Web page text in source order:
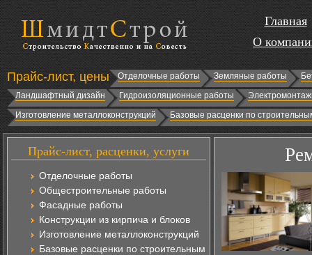
Главная
О
Прайс-лист, цены Отделочные работы Земляные работы
Ландшафтный дизайн
Гидроизоляционные работы
Изготовление металлоконструкций
Базовые расценки по
Прайс-лист, расценки, услуги
Отделочные работы
Общестроительные работы
Фасадные работы
Конструкции из кирпича и блоков
Изготовление металлоконструкций
Базовые расценки по строительным